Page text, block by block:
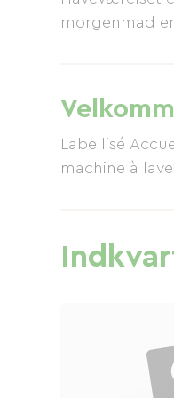
morgenmad
Labellisé
machine à